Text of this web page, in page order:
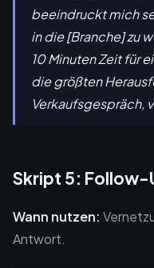
beeindruckt mich
in die [Branche] zu
10 Minuten Zeit für
die größten
Verkaufsgespräch,
Skript 5: Follow-
Wann nutzen:
Antwort.